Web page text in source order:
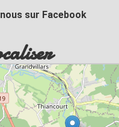
sur Facebook